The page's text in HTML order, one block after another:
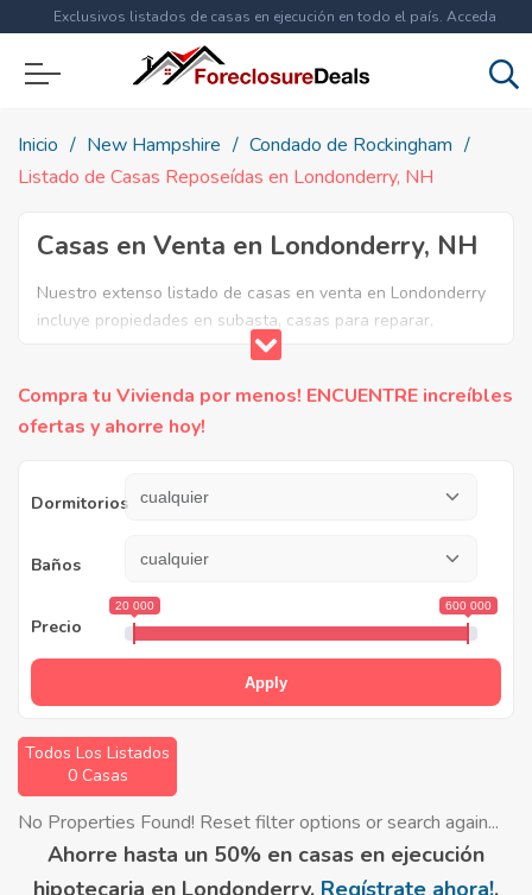
Exclusivos listados de casas en ejecución en todo el país. Acceda
ahora a
Inicio New Hampshire
Condado de Rockingham
Listado de Casas Reposeídas en Londonderry, NH
Casas en Venta en Londonderry, NH
Nuestro extenso listado de casas en venta en Londonderry
incluye propiedades en subasta, casas para reparar,
apartamentos reposeidos por el banco, ejecuciones
lo que necesita y aproveche estas increibles ofertas en
Bienes Raíces en Londonderry, New Hampshire.
Compra tu Vivienda por menos! ENCUENTRE increíbles
ofertas y ahorre hoy!
Dormitorios
Baños
Precio
20 000 600 000
Apply
Todos Los Listados
0 Casas
No Properties Found! Reset filter options or search again...
Ahorre hasta un 50% en casas en ejecución
hipotecaria en Londonderry. Regístrate ahora!.